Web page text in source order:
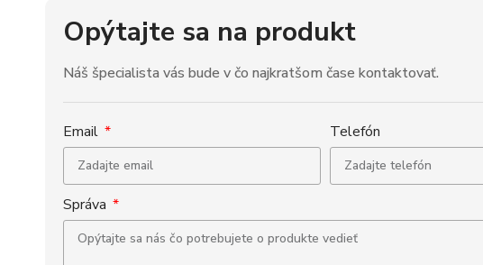
Opýtajte sa na produkt
Náš špecialista vás bude v čo najkratšom čase kontaktovať.
Email Telefón
Správa